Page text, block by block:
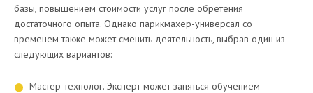
базы, повышением стоимости услуг после обретения
достаточного опыта. Однако парикмахер-универсал со
временем также может сменить деятельность, выбрав один из
следующих вариантов:
Мастер-технолог. Эксперт может заняться обучением